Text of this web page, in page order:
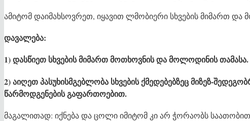
ამიტომ დაიმახსოვრეთ, იყავით ლმობიერი სხვების მიმართ და
დავალება:
1) დასწიეთ სხვების მიმართ მოთხოვნის და მოლოდინის თამასა.
2) აიღეთ პასუხისმგებლობა სხვების ქმედებებზეც მიზეზ-
წარმოდგენების გაფართოებით.
მაგალითად: იქნება და ცოლი იმიტომ კი არ ჭორაობს